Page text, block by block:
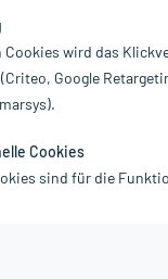
Cookies wird das
Google
Cookies
sind für die